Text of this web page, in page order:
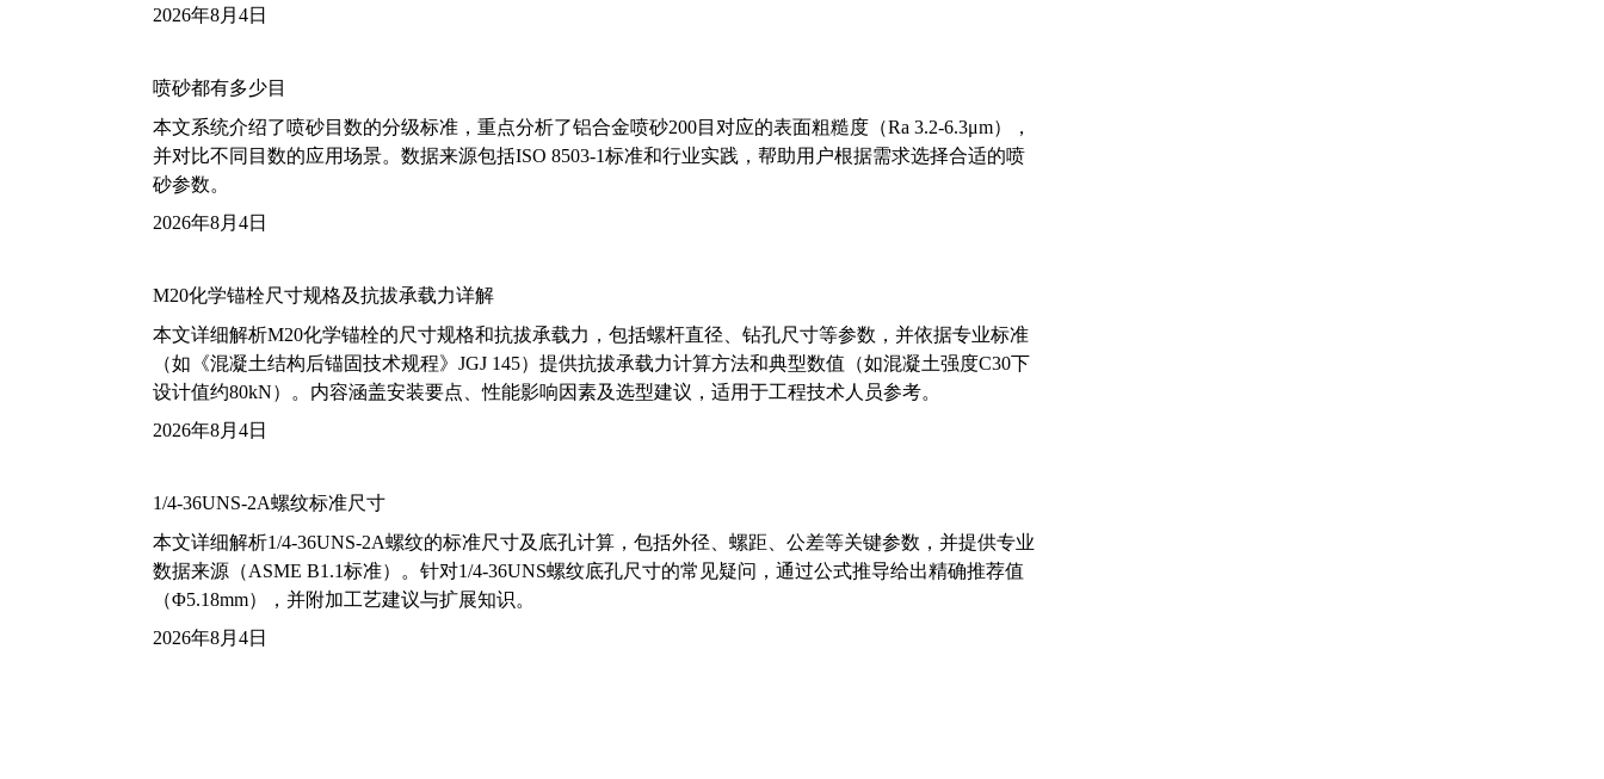
2026年8月4日
喷砂都有多少目
本文系统介绍了喷砂目数的分级标准，重点分析了铝合金喷砂200目对应的表面粗糙度（Ra 3.2-6.3μm），
并对比不同目数的应用场景。数据来源包括ISO 8503-1标准和行业实践，帮助用户根据需求选择合适的喷
砂参数。
2026年8月4日
M20化学锚栓尺寸规格及抗拔承载力详解
本文详细解析M20化学锚栓的尺寸规格和抗拔承载力，包括螺杆直径、钻孔尺寸等参数，并依据专业标准
（如《混凝土结构后锚固技术规程》JGJ 145）提供抗拔承载力计算方法和典型数值（如混凝土强度C30下
设计值约80kN）。内容涵盖安装要点、性能影响因素及选型建议，适用于工程技术人员参考。
2026年8月4日
1/4-36UNS-2A螺纹标准尺寸
本文详细解析1/4-36UNS-2A螺纹的标准尺寸及底孔计算，包括外径、螺距、公差等关键参数，并提供专业
数据来源（ASME B1.1标准）。针对1/4-36UNS螺纹底孔尺寸的常见疑问，通过公式推导给出精确推荐值
（Φ5.18mm），并附加工艺建议与扩展知识。
2026年8月4日